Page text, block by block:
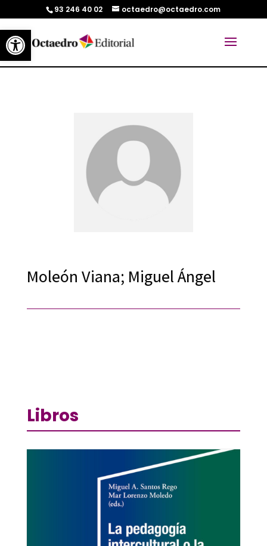
Abrir barra de herramientas
93 246 40 02 octaedro@octaedro.com
Moleón Viana; Miguel Ángel
Libros